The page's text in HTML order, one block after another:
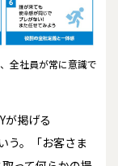
全社員が常に意識で
が掲げる
う。「お客さま